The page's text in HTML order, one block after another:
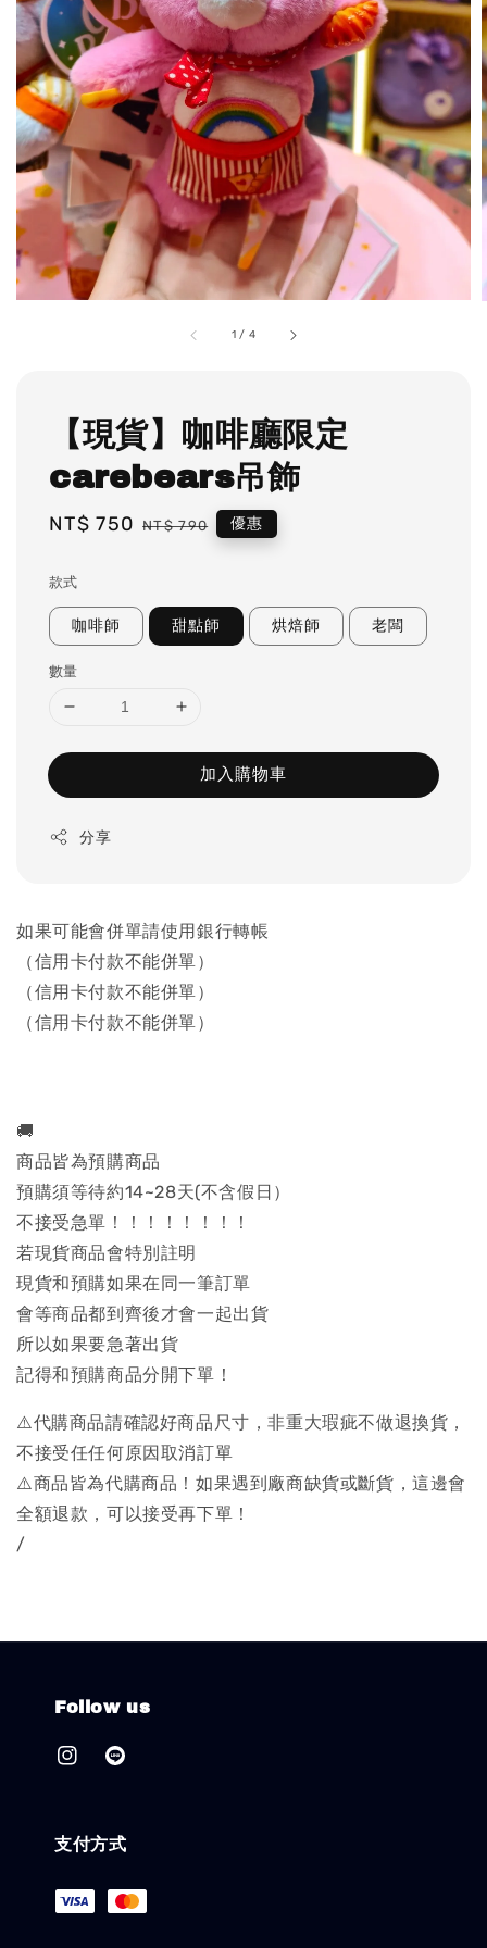
1 / 4
【現貨】咖啡廳限定
carebears吊飾
Sale
NT$ 750 Regular
NT$ 790 優惠
款式
咖啡師 甜點師 烘焙師 老闆
數量
加入購物車
分享
如果可能會併單請使用銀行轉帳
（信用卡付款不能併單）
（信用卡付款不能併單）
（信用卡付款不能併單）
🚚
商品皆為預購商品
預購須等待約14~28天(不含假日）
不接受急單！！！！！！！！
若現貨商品會特別註明
現貨和預購如果在同一筆訂單
會等商品都到齊後才會一起出貨
所以如果要急著出貨
記得和預購商品分開下單！
⚠️代購商品請確認好商品尺寸，非重大瑕疵不做退換貨，
不接受任任何原因取消訂單
⚠️商品皆為代購商品！如果遇到廠商缺貨或斷貨，這邊會
全額退款，可以接受再下單！
/
Follow us
支付方式